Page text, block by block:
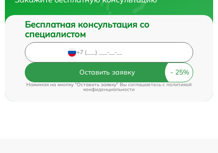
Бесплатная консультация со
специалистом
Оставить заявку
Нажимая на кнопку "Оставить заявку" Вы соглашаетесь cполитикой
конфиденциальности